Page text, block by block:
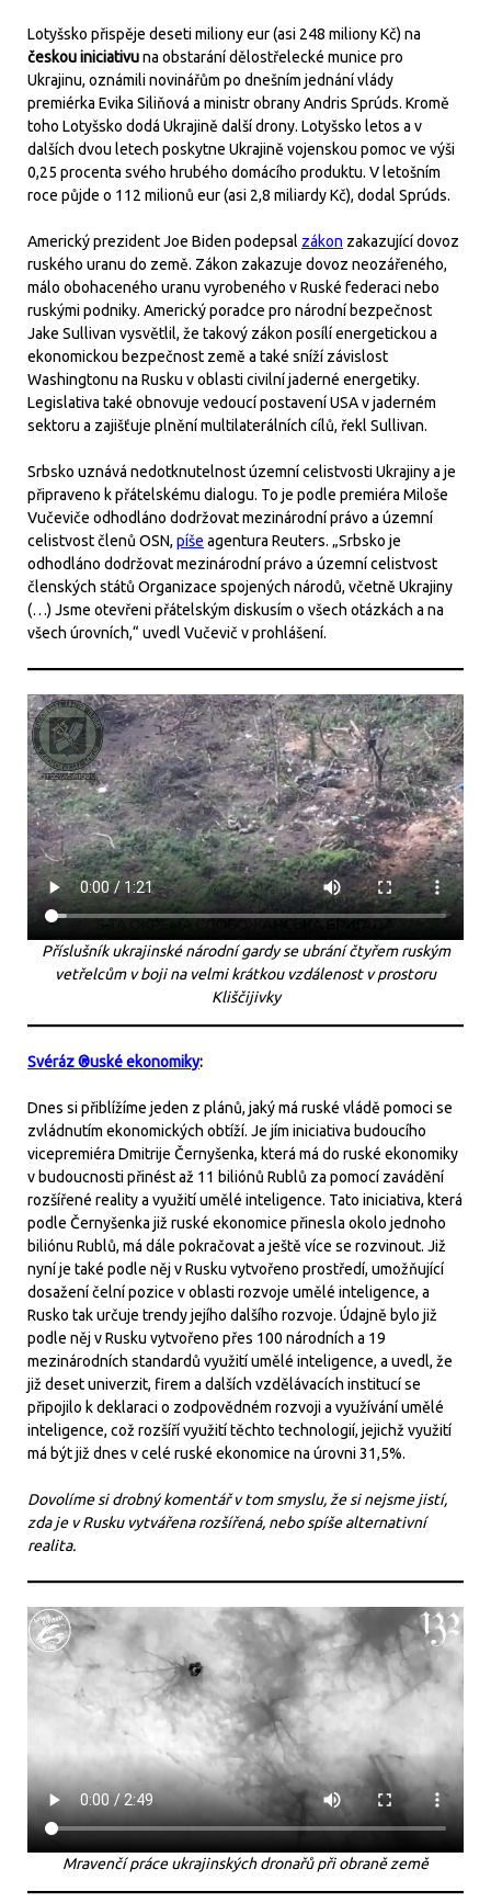
Lotyšsko přispěje deseti miliony eur (asi 248 miliony Kč) na
českou iniciativuna obstarání dělostřelecké munice pro
Ukrajinu, oznámili novinářům po dnešním jednání vlády
premiérka Evika Siliňová a ministr obrany Andris Sprúds. Kromě
toho Lotyšsko dodá Ukrajině další drony. Lotyšsko letos a v
dalších dvou letech poskytne Ukrajině vojenskou pomoc ve výši
0,25 procenta svého hrubého domácího produktu. V letošním
roce půjde o 112 milionů eur (asi 2,8 miliardy Kč), dodal Sprúds.
Americký prezident Joe Biden podepsal zákon zakazující dovoz
ruského uranu do země. Zákon zakazuje dovoz neozářeného,
málo obohaceného uranu vyrobeného v Ruské federaci nebo
ruskými podniky. Americký poradce pro národní bezpečnost
Jake Sullivan vysvětlil, že takový zákon posílí energetickou a
ekonomickou bezpečnost země a také sníží závislost
Washingtonu na Rusku v oblasti civilní jaderné energetiky.
Legislativa také obnovuje vedoucí postavení USA v jaderném
sektoru a zajišťuje plnění multilaterálních cílů, řekl Sullivan.
Srbsko uznává nedotknutelnost územní celistvosti Ukrajiny a je
připraveno k přátelskému dialogu. To je podle premiéra Miloše
Vučeviče odhodláno dodržovat mezinárodní právo a územní
celistvost členů OSN, píše agentura Reuters. „Srbsko je
odhodláno dodržovat mezinárodní právo a územní celistvost
členských států Organizace spojených národů, včetně Ukrajiny
(…) Jsme otevřeni přátelským diskusím o všech otázkách a na
všech úrovních,“ uvedl Vučevič v prohlášení.
Příslušník ukrajinské národní gardy se ubrání čtyřem ruským
vetřelcům v boji na velmi krátkou vzdálenost v prostoru
Kliščijivky
Svéráz ®uské ekonomiky:
Dnes si přiblížíme jeden z plánů, jaký má ruské vládě pomoci se
zvládnutím ekonomických obtíží. Je jím iniciativa budoucího
vicepremiéra Dmitrije Černyšenka, která má do ruské ekonomiky
v budoucnosti přinést až 11 biliónů Rublů za pomocí zavádění
rozšířené reality a využití umělé inteligence. Tato iniciativa, která
podle Černyšenka již ruské ekonomice přinesla okolo jednoho
biliónu Rublů, má dále pokračovat a ještě více se rozvinout. Již
nyní je také podle něj v Rusku vytvořeno prostředí, umožňující
dosažení čelní pozice v oblasti rozvoje umělé inteligence, a
Rusko tak určuje trendy jejího dalšího rozvoje. Údajně bylo již
podle něj v Rusku vytvořeno přes 100 národních a 19
mezinárodních standardů využití umělé inteligence, a uvedl, že
již deset univerzit, firem a dalších vzdělávacích institucí se
připojilo k deklaraci o zodpovědném rozvoji a využívání umělé
inteligence, což rozšíří využití těchto technologií, jejichž využití
má být již dnes v celé ruské ekonomice na úrovni 31,5%.
Dovolíme si drobný komentář v tom smyslu, že si nejsme jistí,
zda je v Rusku vytvářena rozšířená, nebo spíše alternativní
realita.
Mravenčí práce ukrajinských dronařů při obraně země